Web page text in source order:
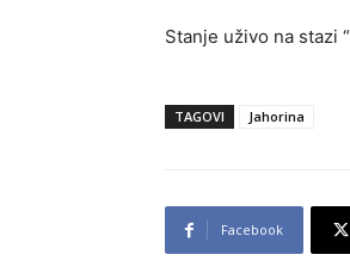
Stanje uživo na stazi
TAGOVI Jahorina
Facebook